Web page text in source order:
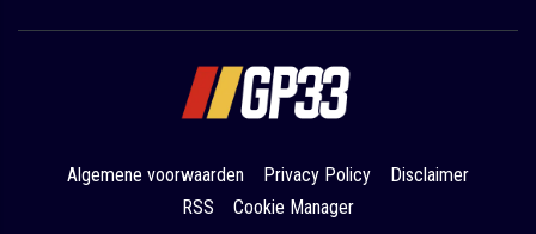
Algemene voorwaarden Privacy Policy
Disclaimer
RSS
Cookie Manager